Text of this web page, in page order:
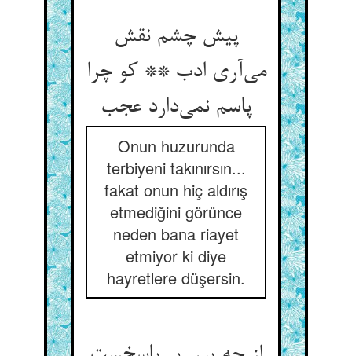
پیش چشم نقش
می‌آری ادب ** کو چرا
پاسم نمی‌دارد عجب
Onun huzurunda
terbiyeni takınırsın...
fakat onun hiç aldırış
etmediğini görünce
neden bana riayet
etmiyor ki diye
hayretlere düşersin.